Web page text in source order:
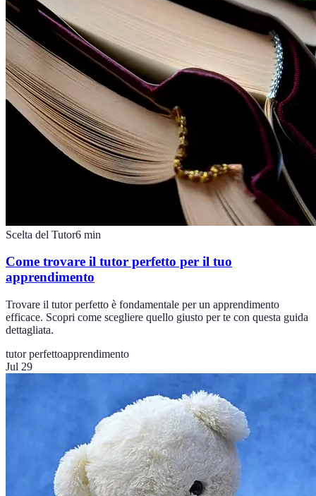
Scelta del Tutor6 min
Come trovare il tutor perfetto per il tuo
apprendimento
Trovare il tutor perfetto è fondamentale per un apprendimento
efficace. Scopri come scegliere quello giusto per te con questa guida
dettagliata.
tutor perfettoapprendimento
Jul 29